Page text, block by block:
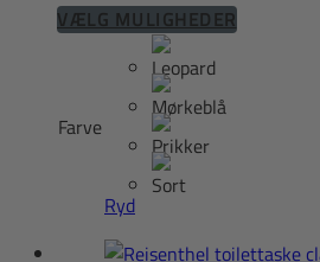
VÆLG MULIGHEDERDette
på
Farve
Ryd